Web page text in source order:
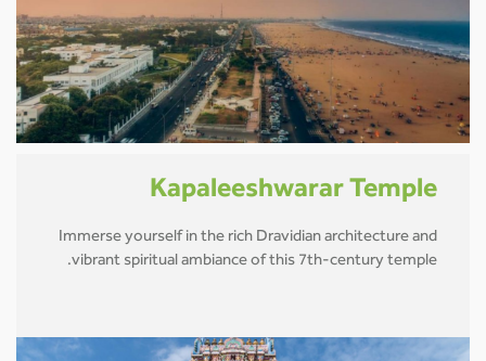
Kapaleeshwarar Temple
Immerse yourself in the rich Dravidian architecture and
vibrant spiritual ambiance of this 7th-century temple.